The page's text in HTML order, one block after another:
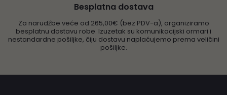
Besplatna dostava
Za narudžbe veće od 265,00€ (bez PDV-a), organiziramo
besplatnu dostavu robe. Izuzetak su komunikacijski ormari i
nestandardne pošiljke, čiju dostavu naplaćujemo prema veličini
pošiljke.